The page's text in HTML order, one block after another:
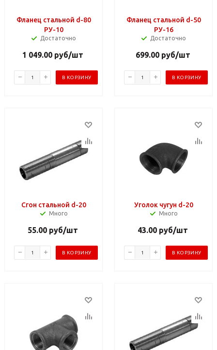
Фланец стальной d-80
РУ-10
Достаточно
1 049.00 руб/шт
В КОРЗИНУ
Фланец стальной d-50
РУ-16
Достаточно
699.00руб/шт
В КОРЗИНУ
Сгон стальной d-20
Много
55.00 руб/шт
В КОРЗИНУ
Уголок чугун d-20
Много
43.00 руб/шт
В КОРЗИНУ